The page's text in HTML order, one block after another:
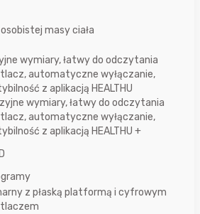
masy ciała
wymiary, łatwy do odczytania
automatyczne wyłączanie,
z aplikacją HEALTHU
wymiary, łatwy do odczytania
automatyczne wyłączanie,
z aplikacją HEALTHU +
z płaską platformą i cyfrowym